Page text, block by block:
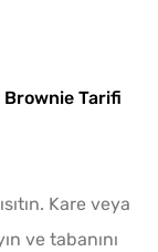
Brownie Tarifi
Kare veya
ve tabanını